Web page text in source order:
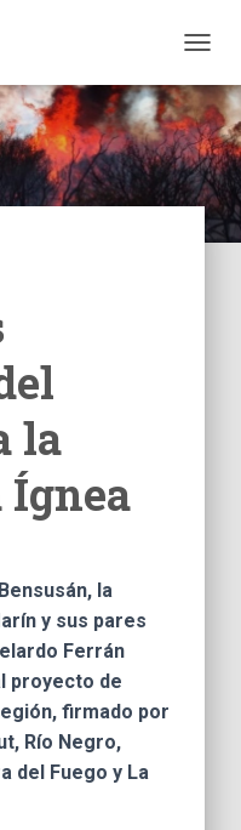
A
M
B
I
A
R
M
O
la
Ígnea
la
y sus pares
Ferrán
proyecto de
firmado por
, Río Negro,
del Fuego y La